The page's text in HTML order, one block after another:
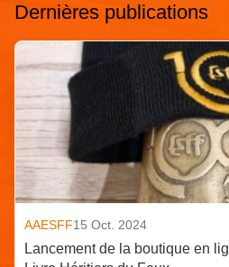
Dernières publications
AAESFF15 Oct. 2024
Lancement de la boutique en